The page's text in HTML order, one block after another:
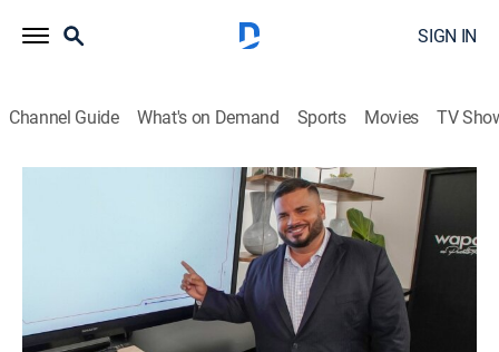
SIGN IN
Channel Guide What's on Demand Sports Movies TV
Los datos son los datos
Un espacio de análisis que presenta debates de temas
de actualidad y entrevistas a personalidades clave.